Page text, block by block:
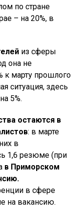
по стране
– на 20%, в
из сферы
она не
к марту прошлого
ситуация, здесь
5%.
остаются в
: в марте
в
1,6 резюме (при
в Приморском
в сфере
на вакансию.